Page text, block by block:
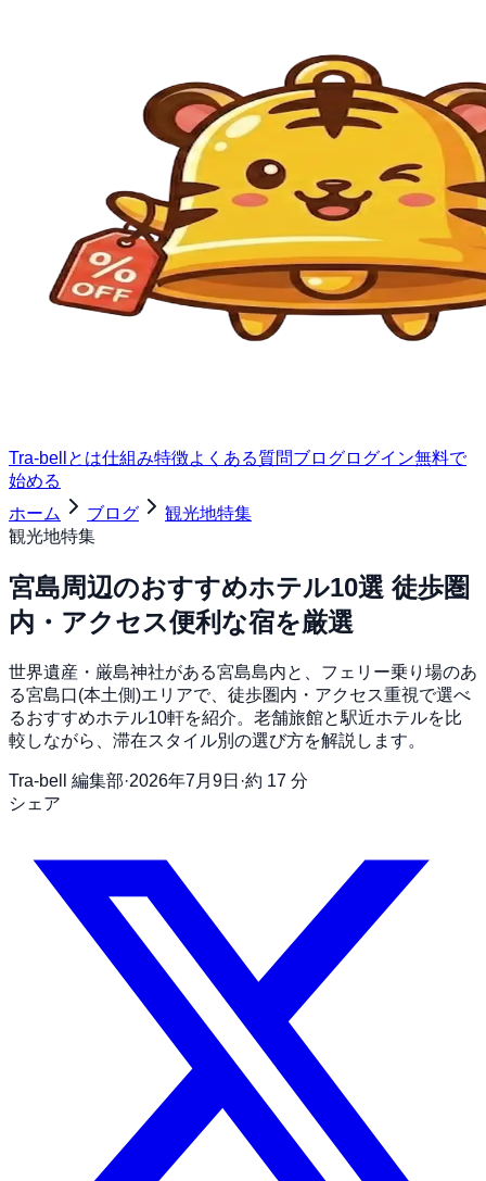
Tra-bellとは仕組み特徴よくある質問ブログログイン無料で
始める
ホーム
ブログ
観光地特集
観光地特集
宮島周辺のおすすめホテル10選 徒歩圏
内・アクセス便利な宿を厳選
世界遺産・厳島神社がある宮島島内と、フェリー乗り場のあ
る宮島口(本土側)エリアで、徒歩圏内・アクセス重視で選べ
るおすすめホテル10軒を紹介。老舗旅館と駅近ホテルを比
較しながら、滞在スタイル別の選び方を解説します。
Tra-bell 編集部·2026年7月9日 ·約 17 分
シェア